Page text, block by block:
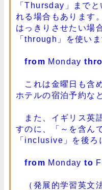
「Thursday」まで
れる場合もあります
はっきりさせたい場
「through」を使いま
from Monday
これは金曜日も含
ホテルの宿泊予約な
また、イギリス英
すのに、「～を含ん
「inclusive」を後ろ
from Mondayto
（ 発展的学習英文